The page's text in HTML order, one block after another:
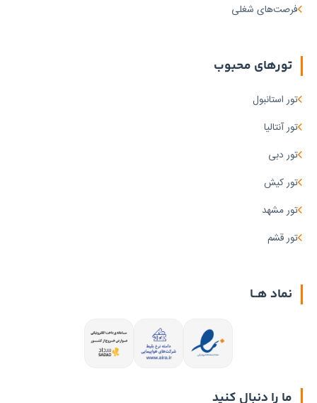
فرصت‌های شغلی
تورهای محبوب
تور استانبول
تور آنتالیا
تور دبی
تور کیش
تور مشهد
تور قشم
نماد هــا
ما را دنبال کنید